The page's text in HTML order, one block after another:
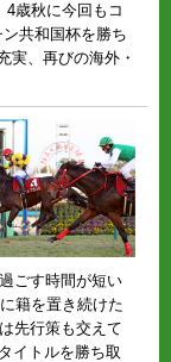
4歳秋に今回もコ
共和国杯を勝ち
実、再びの海外・
ごす時間が短い
籍を置き続けた
先行策も交えて
イトルを勝ち取